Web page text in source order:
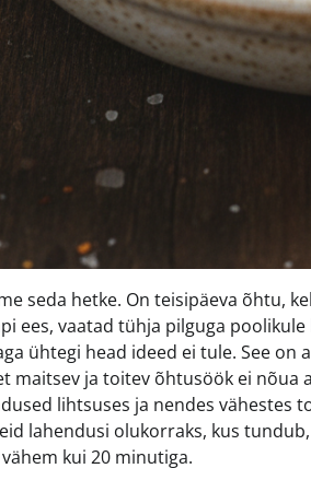
seda hetke. On teisipäeva õhtu,
ees, vaatad tühja pilguga
ühtegi head ideed ei tule. See on
maitsev ja toitev õhtusöök ei
lihtsuses ja nendes vähestes
lahendusi olukorraks, kus
kui 20 minutiga.